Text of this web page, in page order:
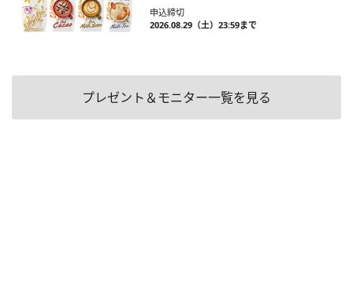
申込締切
2026.08.29（土）23:59まで
プレゼント＆モニター一覧を見る